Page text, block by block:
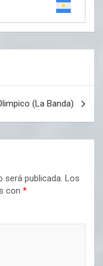
(La Banda)
será publicada. Los
con *